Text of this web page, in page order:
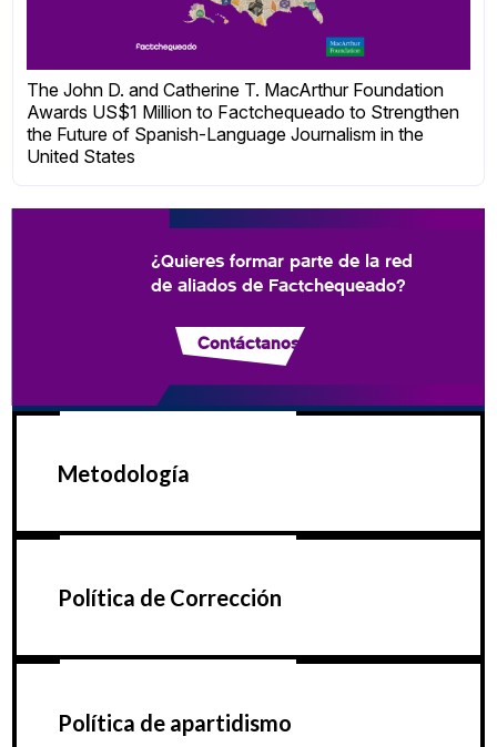
The John D. and Catherine T. MacArthur Foundation
Awards US$1 Million to Factchequeado to Strengthen
the Future of Spanish-Language Journalism in the
United States
¿Quieres formar parte de la red
de aliados de Factchequeado?
Contáctanos
Metodología
Política de Corrección
Política de apartidismo